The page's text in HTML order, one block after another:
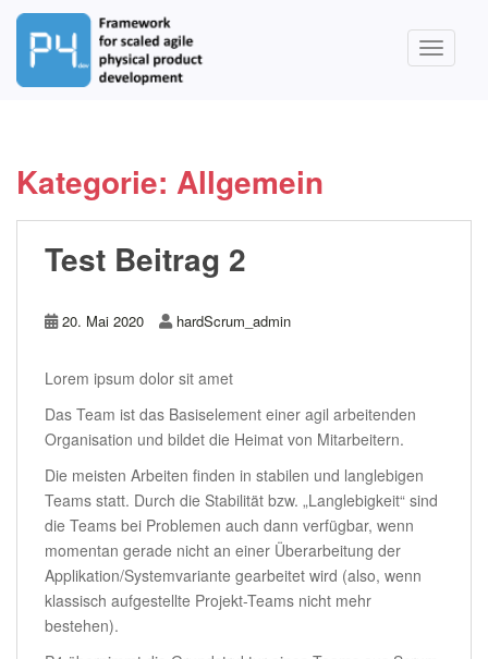
Kategorie: Allgemein
Test Beitrag 2
20. Mai 2020 hardScrum_admin
Lorem ipsum dolor sit amet
Das Team ist das Basiselement einer agil arbeitenden
Organisation und bildet die Heimat von Mitarbeitern.
Die meisten Arbeiten finden in stabilen und langlebigen
Teams statt. Durch die Stabilität bzw. „Langlebigkeit“ sind
die Teams bei Problemen auch dann verfügbar, wenn
momentan gerade nicht an einer Überarbeitung der
Applikation/Systemvariante gearbeitet wird (also, wenn
klassisch aufgestellte Projekt-Teams nicht mehr
bestehen).